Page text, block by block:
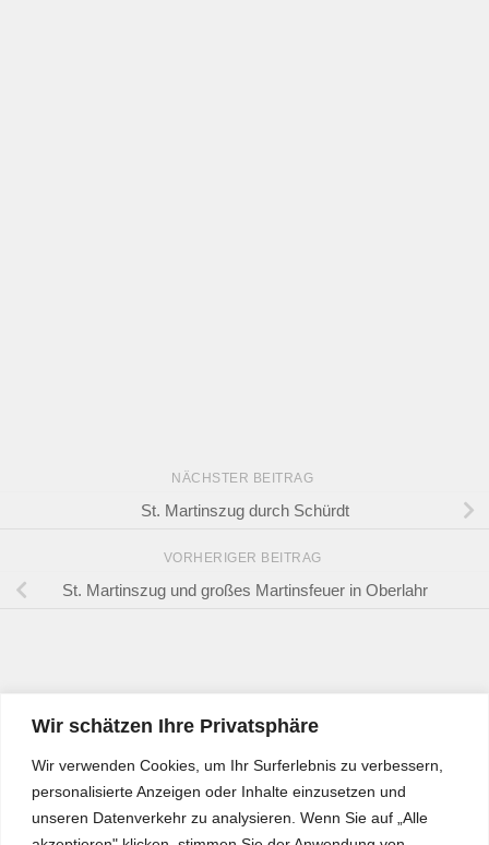
Wir schätzen Ihre Privatsphäre
Wir verwenden Cookies, um Ihr Surferlebnis zu verbessern,
personalisierte Anzeigen oder Inhalte einzusetzen und
unseren Datenverkehr zu analysieren. Wenn Sie auf „Alle
NÄCHSTER BEITRAG
St. Martinszug durch Schürdt
VORHERIGER BEITRAG
St. Martinszug und großes Martinsfeuer in Oberlahr